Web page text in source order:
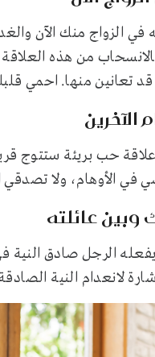
في الزواج منك الآن
من هذه
تعانين منها. احمي
الآخرين
حب بريئة ستتوج
في الأوهام، ولا تصدقي
عائلته
الرجل صادق النية
لانعدام النية